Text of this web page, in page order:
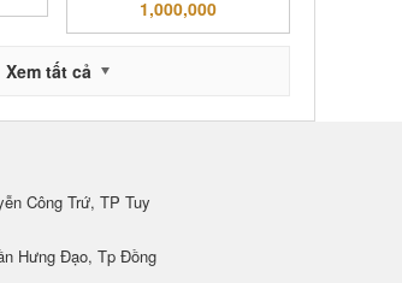
1,000,000
Xem tất cả
Công Trứ, TP Tuy
Hưng Đạo, Tp Đồng